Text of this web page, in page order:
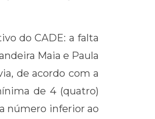
do CADE: a falta
Maia e Paula
de acordo com a
de 4 (quatro)
número inferior ao